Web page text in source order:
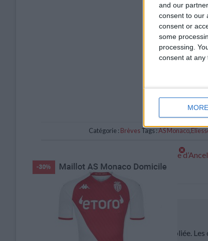
and our
consent to our
consent or
some
processing.
consent at any
Catégorie : BrèvesTags :AS Monaco,
Vanderson titulaire pour la première
Brésil
Laisser un commentaire
Votre adresse e-mail ne sera pas publiée.